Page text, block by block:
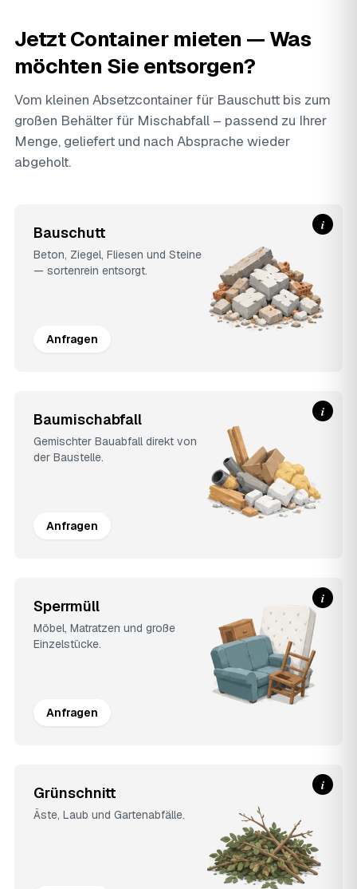
Jetzt Container mieten — Was
möchten Sie entsorgen?
Vom kleinen Absetzcontainer für Bauschutt bis zum
großen Behälter für Mischabfall – passend zu Ihrer
Menge, geliefert und nach Absprache wieder
abgeholt.
Bauschutt
Beton, Ziegel, Fliesen und Steine
— sortenrein entsorgt.
Anfragen
i
Baumischabfall
Gemischter Bauabfall direkt von
der Baustelle.
Anfragen
i
Sperrmüll
Möbel, Matratzen und große
Einzelstücke.
Anfragen
i
Grünschnitt
Äste, Laub und Gartenabfälle.
i